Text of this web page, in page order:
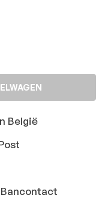
België